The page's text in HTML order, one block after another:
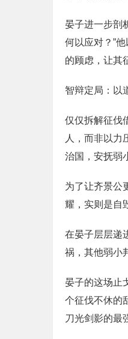
晏子进一步剖
何以应对？”
的顾虑，让其
智辩定局：以
仅仅拆解征伐
人，而非以力
治国，安抚弱
为了让齐景公
耀，实则是自
在晏子层层递
祸，其他弱小
晏子的这场止
个征伐不休的
刀光剑影的最